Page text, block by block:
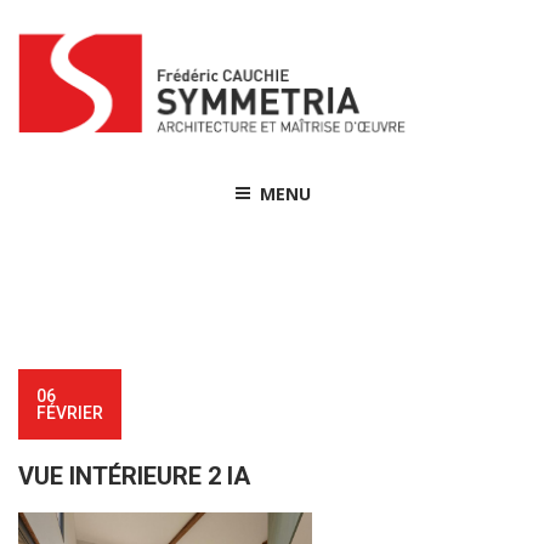
content
MENU
06
FÉVRIER
VUE INTÉRIEURE 2 IA